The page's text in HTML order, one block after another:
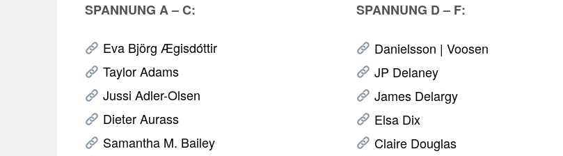
SPANNUNG A – C:
Eva Björg Ægisdóttir
Taylor Adams
Jussi Adler-Olsen
Dieter Aurass
Samantha M. Bailey
SPANNUNG D – F:
Danielsson | Voosen
JP Delaney
James Delargy
Elsa Dix
Claire Douglas